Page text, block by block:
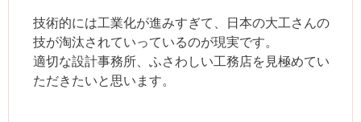
技術的には工業化が進みすぎて、日本の大工さんの
技が淘汰されていっているのが現実です。
適切な設計事務所、ふさわしい工務店を見極めてい
ただきたいと思います。